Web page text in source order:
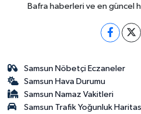
Bafra haberleri ve en güncel
Samsun Nöbetçi Eczaneler
Samsun Hava Durumu
Samsun Namaz Vakitleri
Samsun Trafik Yoğunluk